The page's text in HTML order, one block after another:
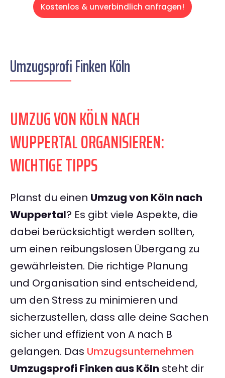
Kostenlos & unverbindlich anfragen!
Umzugsprofi Finken Köln
UMZUG VON KÖLN NACH
WUPPERTAL ORGANISIEREN:
WICHTIGE TIPPS
Planst du einen Umzug von Köln nach
Wuppertal? Es gibt viele Aspekte, die
dabei berücksichtigt werden sollten,
um einen reibungslosen Übergang zu
gewährleisten. Die richtige Planung
und Organisation sind entscheidend,
um den Stress zu minimieren und
sicherzustellen, dass alle deine Sachen
sicher und effizient von A nach B
gelangen. Das Umzugsunternehmen
Umzugsprofi Finken aus Köln steht dir